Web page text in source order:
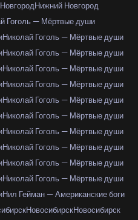
Нижний Новгород
Гоголь — Мёртвые души
Николай Гоголь — Мёртвые души
Николай Гоголь — Мёртвые души
Николай Гоголь — Мёртвые души
Николай Гоголь — Мёртвые души
Николай Гоголь — Мёртвые души
Николай Гоголь — Мёртвые души
Николай Гоголь — Мёртвые души
Николай Гоголь — Мёртвые души
Николай Гоголь — Мёртвые души
Николай Гоголь — Мёртвые души
Нил Гейман — Американские боги
НовосибирскНовосибирск